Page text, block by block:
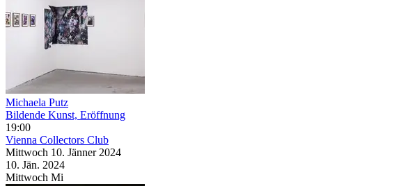
Michaela Putz
Bildende Kunst, Eröffnung
19:00
Vienna Collectors Club
Mittwoch 10. Jänner 2024
10. Jän. 2024
Mittwoch Mi